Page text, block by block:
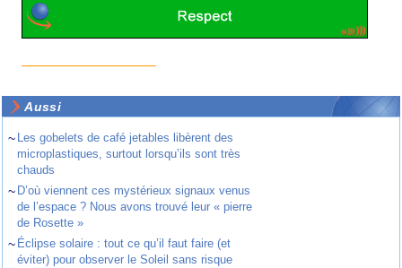
Aussi
~ Les gobelets de café jetables libèrent des
microplastiques, surtout lorsqu’ils sont très
chauds
~ D’où viennent ces mystérieux signaux venus
de l’espace ? Nous avons trouvé leur « pierre
de Rosette »
~ Éclipse solaire : tout ce qu’il faut faire (et
éviter) pour observer le Soleil sans risque